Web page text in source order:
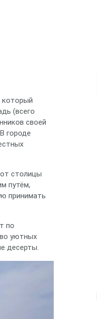
который
(всего
своей
городе
от столицы
путём,
принимать
по
уютных
десерты.